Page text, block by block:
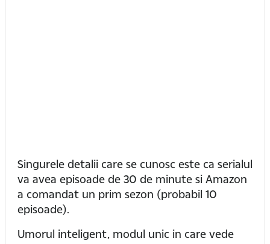
Singurele detalii care se cunosc este ca serialul
va avea episoade de 30 de minute si Amazon
a comandat un prim sezon (probabil 10
episoade).
Umorul inteligent, modul unic in care vede